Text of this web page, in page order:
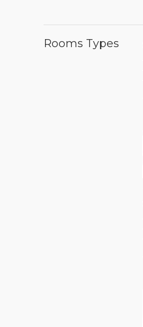
Rooms Types